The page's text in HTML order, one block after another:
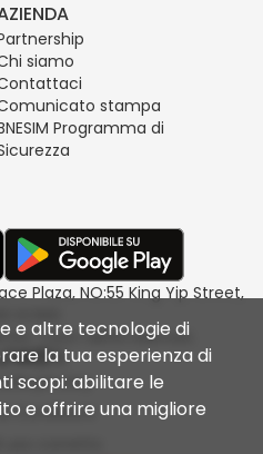
siamo
stampa
Programma di
Plaza, NO:55 King Yip Street,
Tutti i diritti riservati.
privacy
Condizioni
corretto
e altre tecnologie di
la tua esperienza di
scopi: abilitare le
e offrire una migliore